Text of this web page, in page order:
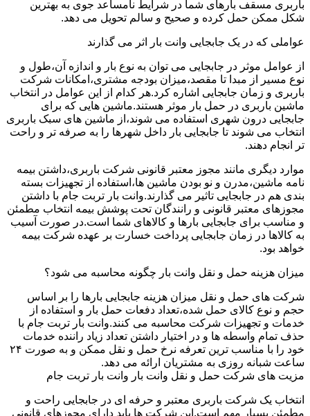
باربری مسقف بارهای شما در شرایط نامساعد جوی به بهترین
شکل ممکن حمل کرده و صحیح و سالم تحویل می دهد.
عواملی که در یک جابجایی وانت بار اثر می گذارند
از عوامل موثر در جابجایی می توان به نوع بار و اندازه آن،طول و
نوع مسیر از مبدا تا مقصد،میزان بودجه مشتری،امکانات شرکت
باربری و زمان جابجایی اشاره کرد.هر کدام از این عوامل در انتخاب
ماشین باربری در حمل بار موثر هستند.ماشین هایی که برای
جابجایی درون شهری استفاده می شوند،از ماشین های سبک باربری
انتخاب می شوند تا جابجایی بار داخل شهرها را به صرفه تر و راحت
تر انجام دهند.
موارد دیگری مانند مجوز معتبر قانونی شرکت باربری،داشتن بیمه
نامه ماشین،مدرن و نو بودن ماشین ها،استفاده از تجهیزات بسته
بندی هم در جابجایی تاثیر می گذارند.وانت بار تربت جام با داشتن
مجوزهای معتبر قانونی و رانندگان تحت پوشش بیمه انتخاب مطمئن
و مناسب برای جابجایی بارها و کالاهای شما است.در صورت آسیب
به کالاها در زمان جابجایی پرداخت خسارت بر عهده شرکت بیمه
خواهد بود.
میزان هزینه حمل و نقل وانت بار چگونه محاسبه می شود؟
شرکت های حمل و نقل میزان هزینه جابجایی بارها را بر اساس
حجم و نوع کالای حمل شده،تعداد دفعات حمل بار و استفاده از
خدمات و تجهیزات شرکت محاسبه می کنند.وانت بار تربت جام با
حذف تمام واسطه ها و در اختیار داشتن تعداد زیاد راننده خدمات
خود را با مناسب ترین تعرفه نرخ حمل و نقل ممکن و به صورت ۲۴
ساعت شبانه روزی به مشتریان ارائه می دهد.
مزیت های شرکت حمل و نقل وانت بار وانت بار تربت جام
انتخاب یک شرکت باربری معتبر و حرفه ای در جابجایی راحت و
مطمئن بسیار مهم است.این شرکت ها باید دارای مجوزهای قانونی